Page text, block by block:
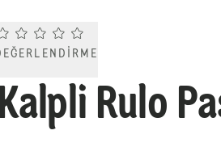
Current rating 0.0. Click to rate.
Rulo